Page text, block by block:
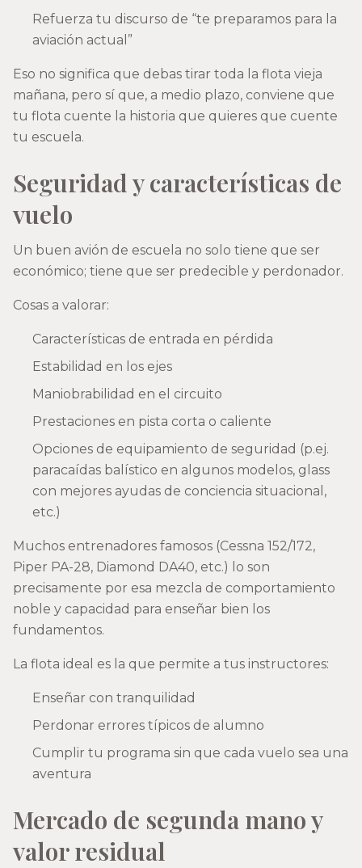
Refuerza tu discurso de “te preparamos para la
aviación actual”
Eso no significa que debas tirar toda la flota vieja
mañana, pero sí que, a medio plazo, conviene que
tu flota cuente la historia que quieres que cuente
tu escuela.
Seguridad y características de
vuelo
Un buen avión de escuela no solo tiene que ser
económico; tiene que ser predecible y perdonador.
Cosas a valorar:
Características de entrada en pérdida
Estabilidad en los ejes
Maniobrabilidad en el circuito
Prestaciones en pista corta o caliente
Opciones de equipamiento de seguridad (p.ej.
paracaídas balístico en algunos modelos, glass
con mejores ayudas de conciencia situacional,
etc.)
Muchos entrenadores famosos (Cessna 152/172,
Piper PA-28, Diamond DA40, etc.) lo son
precisamente por esa mezcla de comportamiento
noble y capacidad para enseñar bien los
fundamentos.
La flota ideal es la que permite a tus instructores:
Enseñar con tranquilidad
Perdonar errores típicos de alumno
Cumplir tu programa sin que cada vuelo sea una
aventura
Mercado de segunda mano y
valor residual